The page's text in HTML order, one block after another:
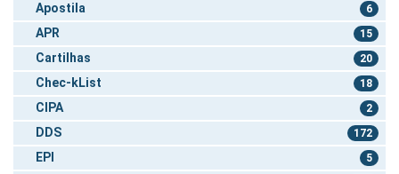
Apostila 6
APR 15
Cartilhas 20
Chec-kList 18
CIPA 2
DDS 172
EPI 5